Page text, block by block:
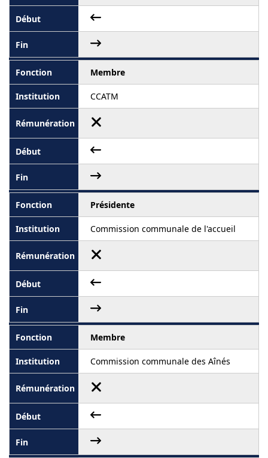
Membre
CCATM
Présidente
Commission communale de l'accueil
Membre
Commission communale des Aînés